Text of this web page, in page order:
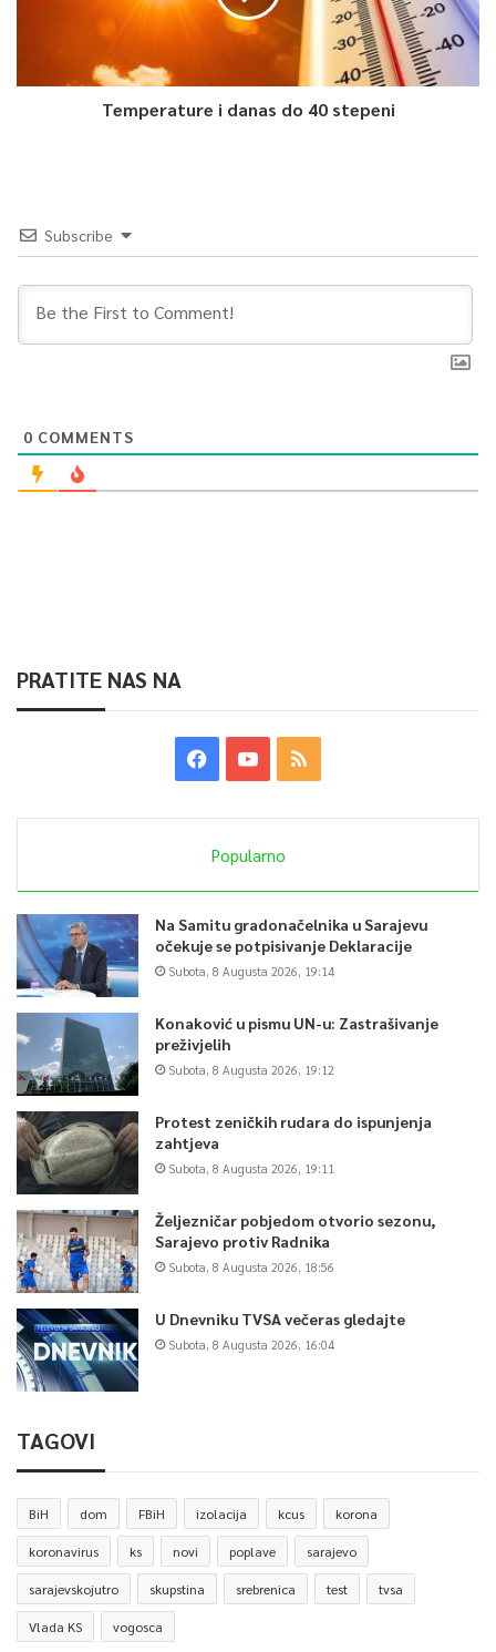
Temperature i danas do 40 stepeni
Subscribe
0 COMMENTS
PRATITE NAS NA
Popularno
Na Samitu gradonačelnika u Sarajevu
očekuje se potpisivanje Deklaracije
Subota, 8 Augusta 2026, 19:14
Konaković u pismu UN-u: Zastrašivanje
preživjelih
Subota, 8 Augusta 2026, 19:12
Protest zeničkih rudara do ispunjenja
zahtjeva
Subota, 8 Augusta 2026, 19:11
Željezničar pobjedom otvorio sezonu,
Sarajevo protiv Radnika
Subota, 8 Augusta 2026, 18:56
U Dnevniku TVSA večeras gledajte
Subota, 8 Augusta 2026, 16:04
TAGOVI
BiH dom FBiH izolacija kcus korona
koronavirus ks novi poplave sarajevo
sarajevskojutro skupstina srebrenica test tvsa
Vlada KS vogosca